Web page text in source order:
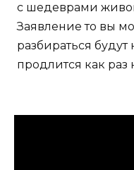
с шедеврами
Заявление то вы
разбираться
продлится как раз